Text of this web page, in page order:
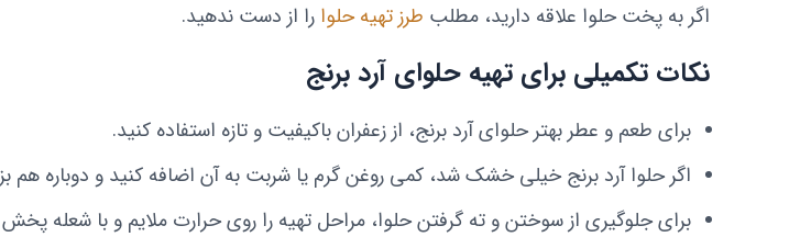
اگر به پخت حلوا علاقه دارید، مطلب طرز تهیه حلوا را از دست ندهید.
نکات تکمیلی برای تهیه حلوای آرد برنج
برای طعم و عطر بهتر حلوای آرد برنج، از زعفران باکیفیت و تازه استفاده کنید.
اگر حلوا آرد برنج خیلی خشک شد، کمی روغن گرم یا شربت به آن اضافه کنید و دوباره هم
برای جلوگیری از سوختن و ته گرفتن حلوا، مراحل تهیه را روی حرارت ملایم و با شعله